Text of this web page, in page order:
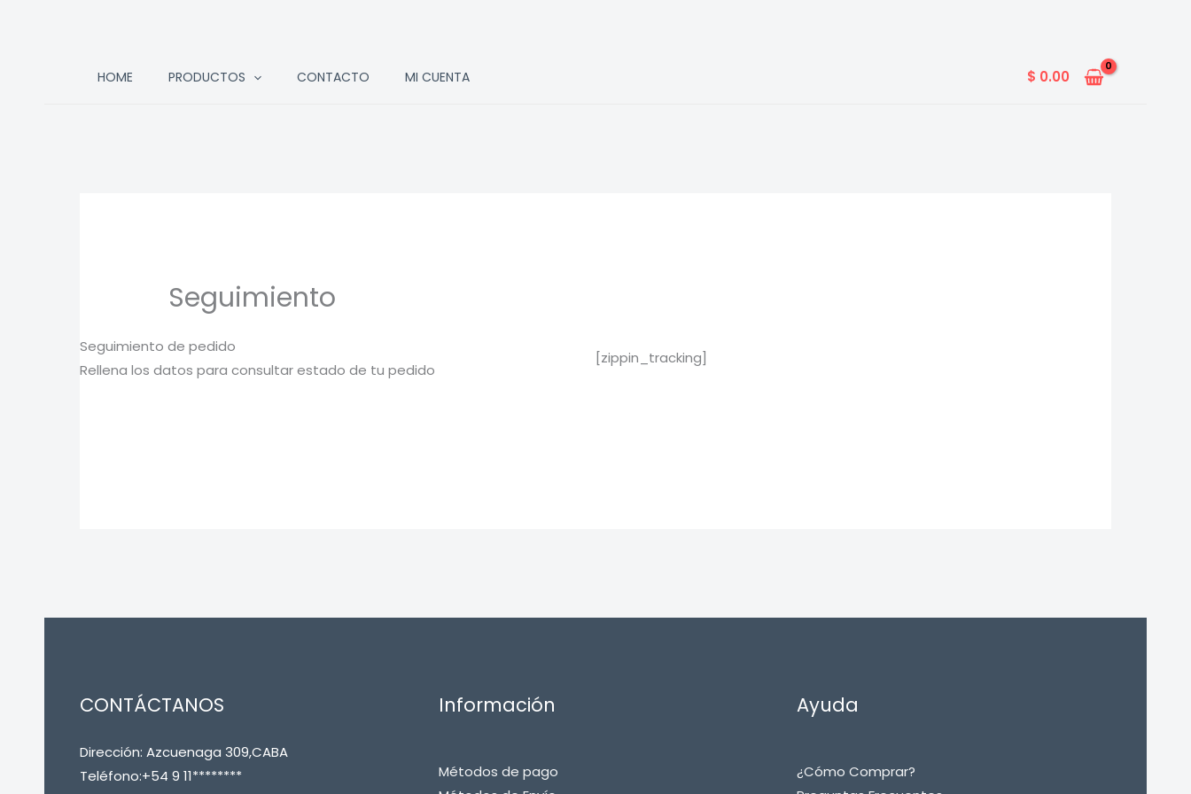
HOME PRODUCTOS CONTACTO MI CUENTA $ 0.00
Seguimiento
Seguimiento de pedido
Rellena los datos para consultar estado de tu pedido
[zippin_tracking]
CONTÁCTANOS
Dirección: Azcuenaga 309,CABA
Teléfono:+54 9 11********
Información
Métodos de pago
Ayuda
¿Cómo Comprar?